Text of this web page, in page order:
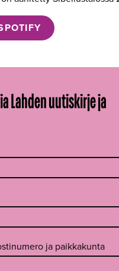
Lahden uutiskirje ja
ja paikkakunta